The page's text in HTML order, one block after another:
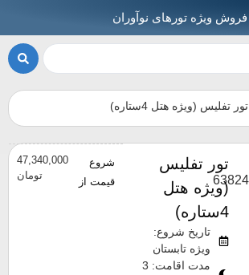
فروش ویژه تورهای نوآوران
تور تفلیس (ویژه هتل 4ستاره)
تور تفلیس
(ویژه هتل
4ستاره)
تاریخ شروع:
ویژه تابستان
مدت اقامت: 3
شروع
قیمت از
47,340,000
تومان